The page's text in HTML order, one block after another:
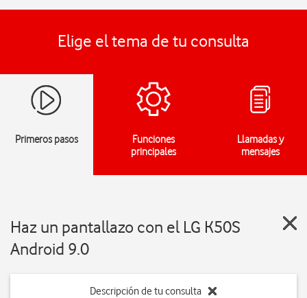
Elige el tema de tu consulta
Primeros pasos
Funciones
principales
Llamadas y
mensajes
Haz un pantallazo con el LG K50S
Android 9.0
Descripción de tu consulta